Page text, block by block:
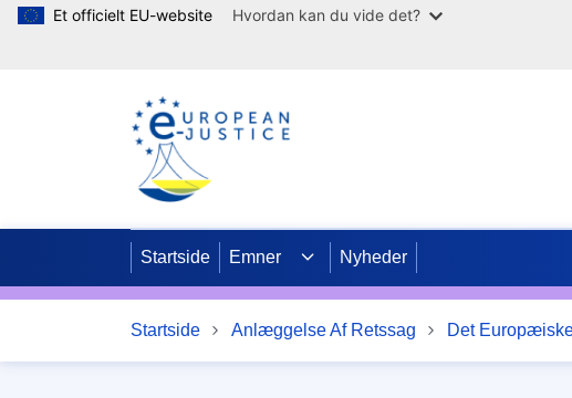
Gå til hovedindhold
Et officielt EU-website
Hvordan kan du vide det?
Startside Emner Nyheder
Startside Anlæggelse Af Retssag Det